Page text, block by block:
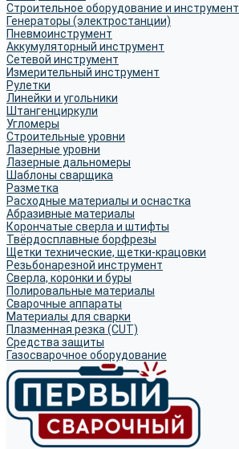
Строительное оборудование и инструмент
Генераторы (электростанции)
Пневмоинструмент
Аккумуляторный инструмент
Сетевой инструмент
Измерительный инструмент
Рулетки
Линейки и угольники
Штангенциркули
Угломеры
Строительные уровни
Лазерные уровни
Лазерные дальномеры
Шаблоны сварщика
Разметка
Расходные материалы и оснастка
Абразивные материалы
Корончатые сверла и штифты
Твёрдосплавные борфрезы
Щетки технические, щетки-крацовки
Резьбонарезной инструмент
Сверла, коронки и буры
Полировальные материалы
Сварочные аппараты
Материалы для сварки
Плазменная резка (CUT)
Средства защиты
Газосварочное оборудование